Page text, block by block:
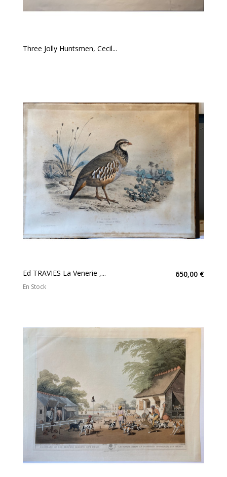
Three Jolly Huntsmen, Cecil...
Ed TRAVIES La Venerie ,... 650,00 €
En Stock